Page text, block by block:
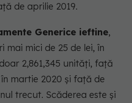
de aprilie 2019.
Generice ieftine,
mai mici de 25 de lei, în
2,861,345 unități, față
martie 2020 și față de
trecut. Scăderea este și